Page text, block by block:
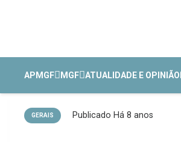
APMGF MGF ATUALIDADE E OPINIÃO
GERAIS Publicado Há 8 anos